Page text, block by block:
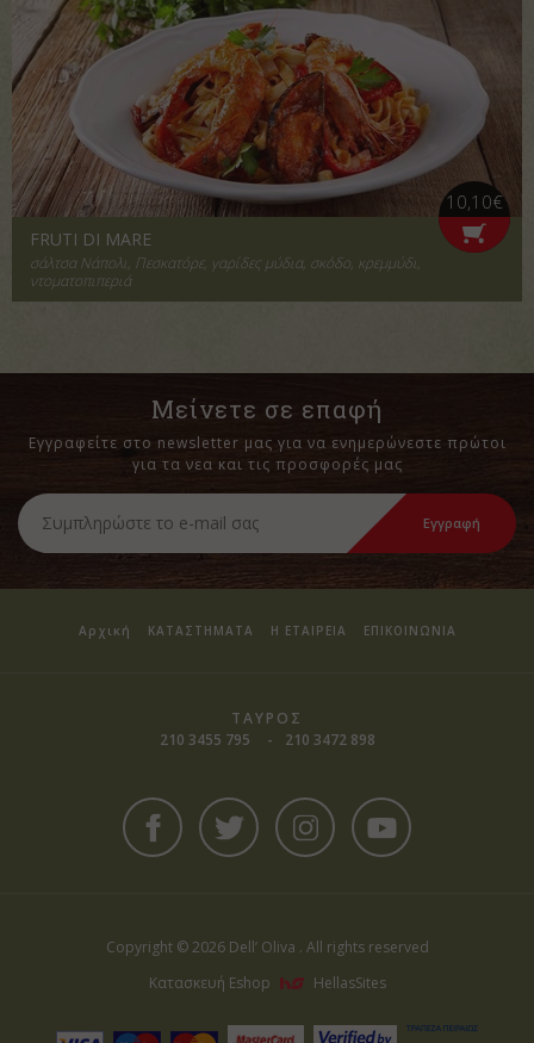
FRUTI DI MARE
σάλτσα Νάπολι, Πεσκατόρε, γαρίδες μύδια, σκόδο, κρεμμύδι,
ντοματοπιπεριά
10,10€
Μείνετε σε επαφή
Εγγραφείτε στο newsletter μας για να ενημερώνεστε πρώτοι
για τα νεα και τις προσφορές μας
Αρχική ΚΑΤΑΣΤΗΜΑΤΑ Η ΕΤΑΙΡΕΙΑ ΕΠΙΚΟΙΝΩΝΙΑ
ΤΑΥΡΟΣ
210 3455 795
210 3472 898
Copyright © 2026 Dell’ Oliva . All rights reserved
Κατασκευή Eshop
HellasSites